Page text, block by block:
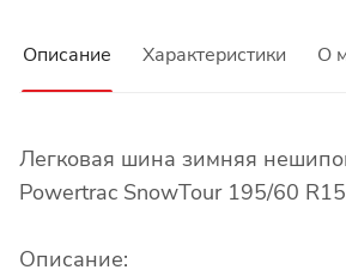
Описание Характеристики О
Легковая шина зимняя
Powertrac SnowTour 195/60
Описание: